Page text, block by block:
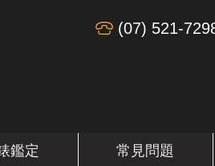
(07) 521-
鑑定 常見問題